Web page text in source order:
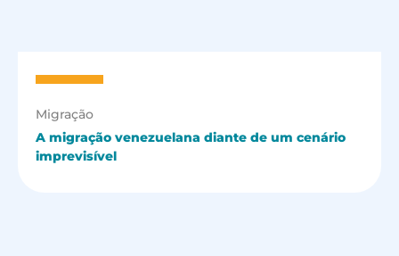
Migração
A migração venezuelana diante de um cenário
imprevisível